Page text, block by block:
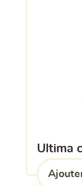
l'une